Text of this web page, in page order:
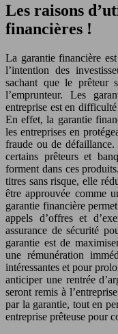
Les raisons
financières !
La garantie financière
l’intention des
sachant que le prêteur
l’emprunteur. Les
entreprise est en
En effet, la garantie
les entreprises en
fraude ou de
certains prêteurs et
forment dans ces
titres sans risque, elle
être approuvée comme
garantie financière
appels d’offres et
assurance de sécurité
garantie est de
une rémunération
intéressantes et pour
anticiper une rentrée
seront remis à
par la garantie, tout en
entreprise prêteuse pour